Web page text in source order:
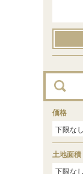
価格
土地面積